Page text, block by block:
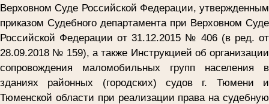
Верховном Суде Российской Федерации, утвержденным
приказом Судебного департамента при Верховном Суде
Российской Федерации от 31.12.2015 № 406 (в ред. от
28.09.2018 № 159), а также Инструкцией об организации
сопровождения маломобильных групп населения в
зданиях районных (городских) судов г. Тюмени и
Тюменской области при реализации права на судебную